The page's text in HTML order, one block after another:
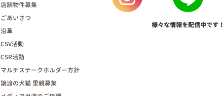
店舗物件募集
ごあいさつ
沿革
CSV活動
CSR活動
マルチステークホルダー方針
譲渡の犬猫 里親募集
様々な情報を配信中です！